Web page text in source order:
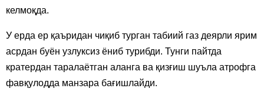
келмоқда.
У ерда ер қаъридан чиқиб турган табиий газ деярли ярим
асрдан буён узлуксиз ёниб турибди. Тунги пайтда
кратердан таралаётган аланга ва қизғиш шуъла атрофга
фавқулодда манзара бағишлайди.